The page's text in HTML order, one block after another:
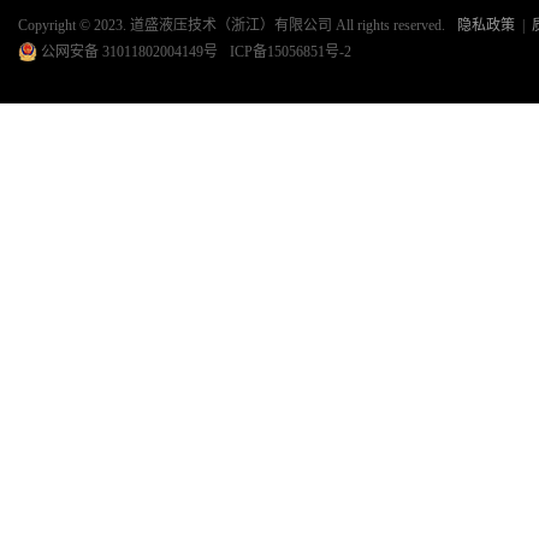
Copyright © 2023. 道盛液压技术（浙江）有限公司 All rights reserved. 隐私政策
公网安备 31011802004149号
ICP备15056851号-2